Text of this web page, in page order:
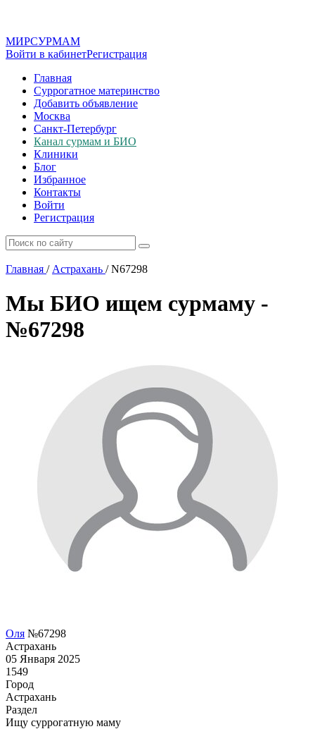
МИРСУРМАМ
Войти в кабинетРегистрация
Главная
Суррогатное материнство
Добавить объявление
Москва
Санкт-Петербург
Канал сурмам и БИО
Клиники
Блог
Избранное
Контакты
Войти
Регистрация
Главная / Астрахань /N67298
Мы БИО ищем сурмаму -
№67298
Оля №67298
Астрахань
05 Января 2025
1549
Город
Астрахань
Раздел
Ищу суррогатную маму